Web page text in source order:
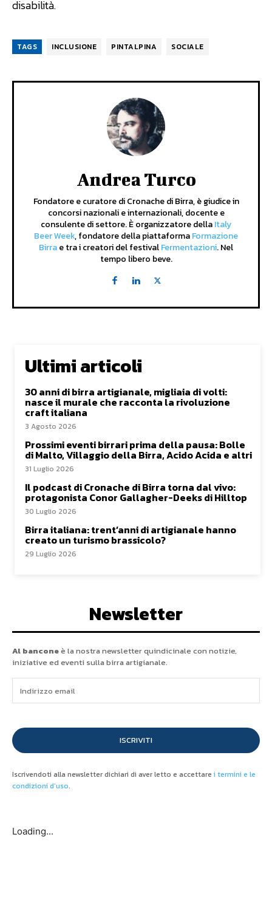
disabilità.
TAGS INCLUSIONE PINTALPINA SOCIALE
Andrea Turco
Fondatore e curatore di Cronache di Birra, è giudice in
concorsi nazionali e internazionali, docente e
consulente di settore. È organizzatore dellaItaly
Beer Week, fondatore della piattaformaFormazione
Birrae tra i creatori del festivalFermentazioni. Nel
tempo libero beve.
Ultimi articoli
30 anni di birra artigianale, migliaia di volti:
nasce il murale che racconta la rivoluzione
craft italiana
3 Agosto 2026
Prossimi eventi birrari prima della pausa: Bolle
di Malto, Villaggio della Birra, Acido Acida e altri
31 Luglio 2026
Il podcast di Cronache di Birra torna dal vivo:
protagonista Conor Gallagher-Deeks di Hilltop
30 Luglio 2026
Birra italiana: trent’anni di artigianale hanno
creato un turismo brassicolo?
29 Luglio 2026
Newsletter
Al banconeè la nostra newsletter quindicinale con notizie,
iniziative ed eventi sulla birra artigianale.
ISCRIVITI
Iscrivendoti alla newsletter dichiari di aver letto e accettare i termini e le
condizioni d'uso.
Loading...